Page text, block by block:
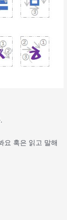
요 혹은 읽고 말해